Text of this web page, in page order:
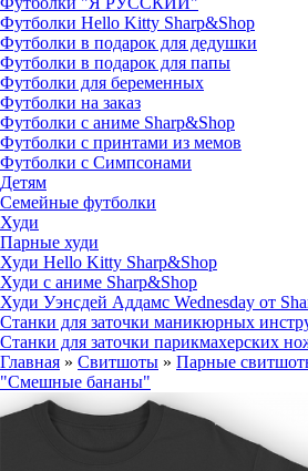
Футболки Hello Kitty Sharp&Shop
Футболки в подарок для дедушки
Футболки в подарок для папы
Футболки для беременных
Футболки на заказ
Футболки с аниме Sharp&Shop
Футболки с принтами из мемов
Футболки с Симпсонами
Детям
Семейные футболки
Худи
Парные худи
Худи Hello Kitty Sharp&Shop
Худи с аниме Sharp&Shop
Худи Уэнсдей Аддамс Wednesday от
Станки для заточки маникюрных
Станки для заточки парикмахерских
Главная » Свитшоты » Парные
"Смешные бананы"